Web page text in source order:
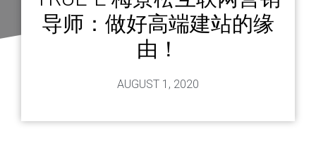
导师：做好高端建站的缘
由！
AUGUST 1, 2020